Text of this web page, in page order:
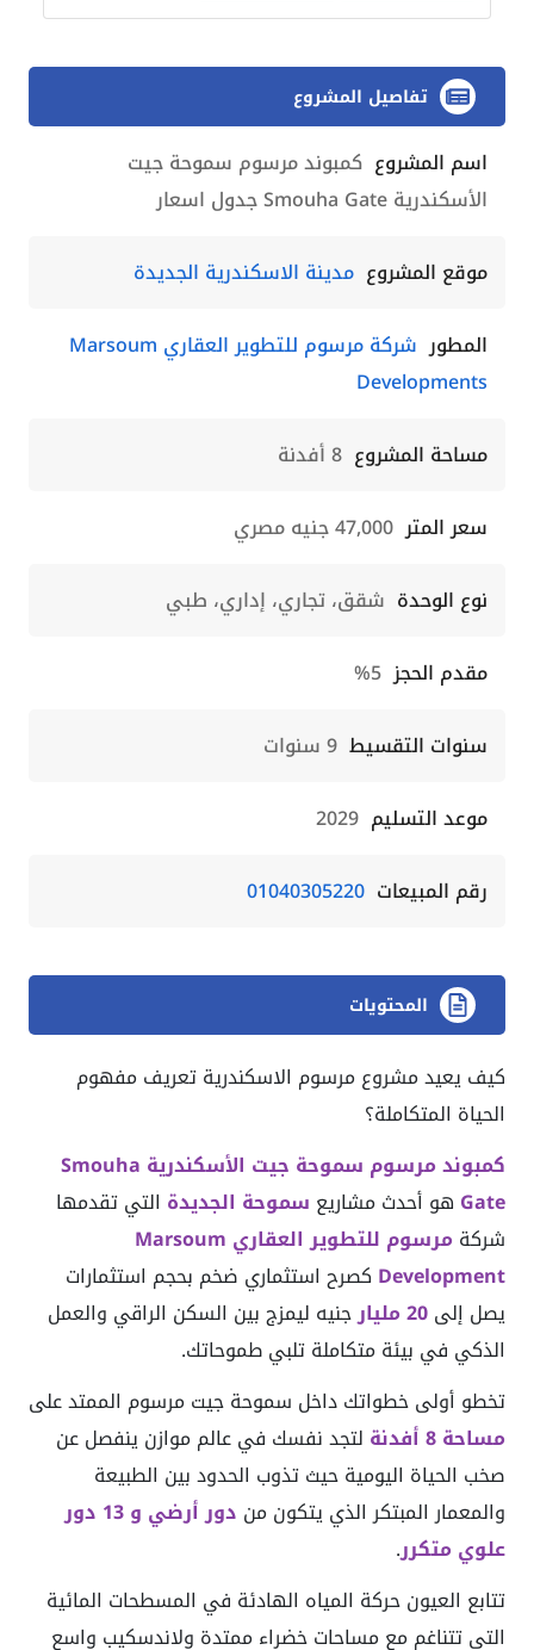
تفاصيل المشروع
اسم المشروع كمبوند مرسوم سموحة جيت
الأسكندرية Smouha Gate جدول اسعار
موقع المشروع مدينة الاسكندرية الجديدة
المطور
شركة مرسوم للتطوير العقاري Marsoum
Developments
مساحة المشروع 8 أفدنة
سعر المتر 47,000 جنيه مصري
نوع الوحدة شقق، تجاري، إداري، طبي
مقدم الحجز 5%
سنوات التقسيط 9 سنوات
موعد التسليم 2029
رقم المبيعات 01040305220
المحتويات
كيف يعيد مشروع مرسوم الاسكندرية تعريف مفهوم
الحياة المتكاملة؟
كمبوند مرسوم سموحة جيت الأسكندرية Smouha
Gate هو أحدث مشاريع سموحة الجديدة التي تقدمها
شركة
مرسوم للتطوير العقاري Marsoum
Development كصرح استثماري ضخم بحجم استثمارات
يصل إلى
جنيه ليمزج بين السكن الراقي والعمل
الذكي في بيئة متكاملة تلبي طموحاتك.
تخطو أولى خطواتك داخل سموحة جيت مرسوم الممتد على
مساحة 8 أفدنة
لتجد نفسك في عالم موازن ينفصل عن
صخب الحياة اليومية حيث تذوب الحدود بين الطبيعة
والمعمار المبتكر الذي يتكون من
دور أرضي و 13 دور
علوي متكرر.
تتابع العيون حركة المياه الهادئة في المسطحات المائية
التي تتناغم مع مساحات خضراء ممتدة ولاندسكيب واسع